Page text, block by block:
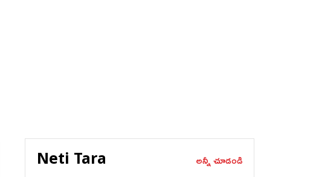
Neti Tara అన్నీ చూడండి